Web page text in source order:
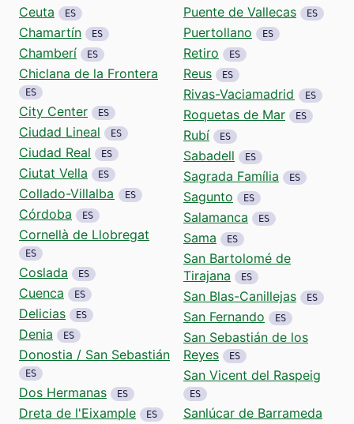
Ceuta ES
Chamartín ES
Chamberí ES
Chiclana de la Frontera
ES
City Center ES
Ciudad Lineal ES
Ciudad Real ES
Ciutat Vella ES
Collado-Villalba ES
Córdoba ES
Cornellà de Llobregat
ES
Coslada ES
Cuenca ES
Delicias ES
Denia ES
Donostia / San Sebastián
ES
Dos Hermanas ES
Dreta de l'Eixample ES
Puente de Vallecas ES
Puertollano ES
Retiro ES
Reus ES
Rivas-Vaciamadrid ES
Roquetas de Mar ES
Rubí ES
Sabadell ES
Sagrada Família ES
Sagunto ES
Salamanca ES
Sama ES
San Bartolomé de
Tirajana
ES
San Blas-Canillejas ES
San Fernando ES
San Sebastián de los
Reyes
ES
San Vicent del Raspeig
ES
Sanlúcar de Barrameda